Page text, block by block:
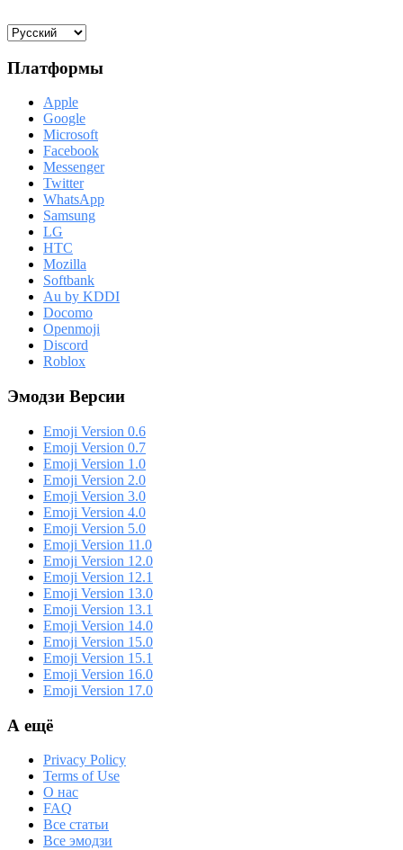
Платформы
Apple
Google
Microsoft
Facebook
Messenger
Twitter
WhatsApp
Samsung
LG
HTC
Mozilla
Softbank
Au by KDDI
Docomo
Openmoji
Discord
Roblox
Эмодзи Версии
Emoji Version 0.6
Emoji Version 0.7
Emoji Version 1.0
Emoji Version 2.0
Emoji Version 3.0
Emoji Version 4.0
Emoji Version 5.0
Emoji Version 11.0
Emoji Version 12.0
Emoji Version 12.1
Emoji Version 13.0
Emoji Version 13.1
Emoji Version 14.0
Emoji Version 15.0
Emoji Version 15.1
Emoji Version 16.0
Emoji Version 17.0
А ещё
Privacy Policy
Terms of Use
О нас
FAQ
Все статьи
Все эмодзи